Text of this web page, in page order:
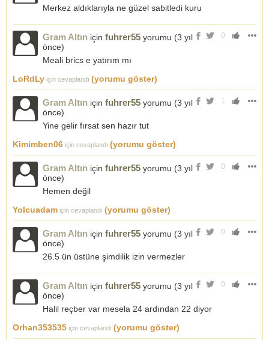
Merkez aldıklarıyla ne güzel sabitledi kuru
0
Gram Altın için fuhrer55 yorumu (3 yıl
önce)
Meali brics e yatırım mı
LoRdLy için cevaplandı (yorumu göster)
1
Gram Altın için fuhrer55 yorumu (3 yıl
önce)
Yine gelir fırsat sen hazır tut
Kimimben06 için cevaplandı (yorumu göster)
0
Gram Altın için fuhrer55 yorumu (3 yıl
önce)
Hemen değil
Yolcuadam için cevaplandı (yorumu göster)
0
Gram Altın için fuhrer55 yorumu (3 yıl
önce)
26.5 ün üstüne şimdilik izin vermezler
0
Gram Altın için fuhrer55 yorumu (3 yıl
önce)
Halil reçber var mesela 24 ardından 22 diyor
Orhan353535 için cevaplandı (yorumu göster)